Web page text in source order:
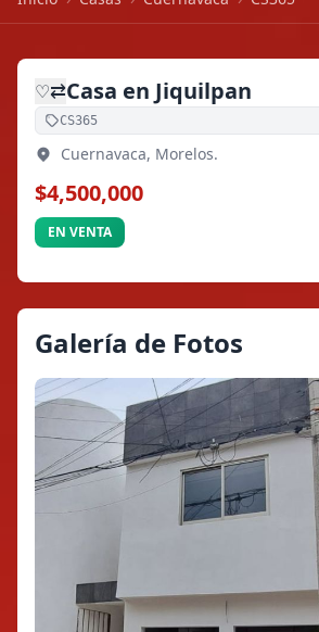
♡⇄Casa en Jiquilpan
CS365
Cuernavaca, Morelos.
$4,500,000
EN VENTA
Galería de Fotos